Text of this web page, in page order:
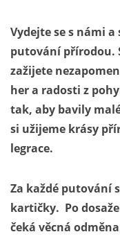
Vydejte se s námi
putování přírodou.
zažijete
her a radosti z
tak, aby bavily
si užijeme krásy
legrace.
Za každé putování
kartičky. Po
čeká věcná